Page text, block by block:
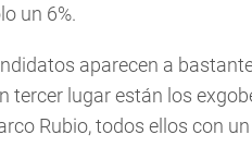
un 6%.
aparecen a
tercer lugar están los
Rubio, todos ellos con